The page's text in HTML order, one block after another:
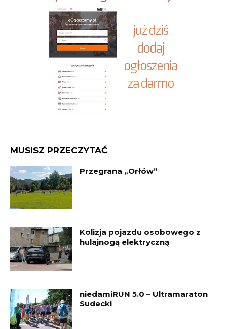
MUSISZ PRZECZYTAĆ
Przegrana „Orłów”
Kolizja pojazdu osobowego z
hulajnogą elektryczną
niedamiRUN 5.0 – Ultramaraton
Sudecki